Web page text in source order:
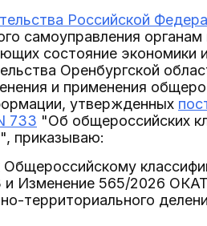
Российской
самоуправления органам
состояние экономики
Оренбургской
и применения
утвержденных
733 "Об общероссийских
приказываю:
и Изменение 565/2026
территориального